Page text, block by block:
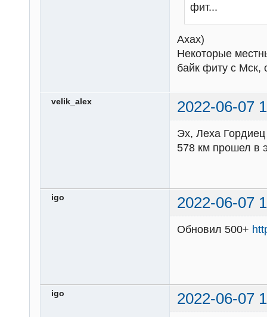
фит...
Ахах)
Некоторые
байк фиту с Мск,
velik_alex 2022-06-07
Эх, Леха
578 км прошел в
igo 2022-06-07
Обновил 500+
igo 2022-06-07